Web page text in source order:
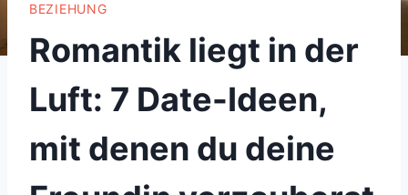
BEZIEHUNG
Romantik liegt in der
Luft: 7 Date-Ideen,
mit denen du deine